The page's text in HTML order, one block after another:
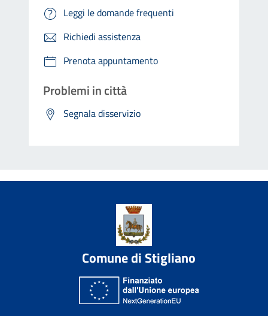
Leggi le domande frequenti
Richiedi assistenza
Prenota appuntamento
Problemi in città
Segnala disservizio
Comune di Stigliano